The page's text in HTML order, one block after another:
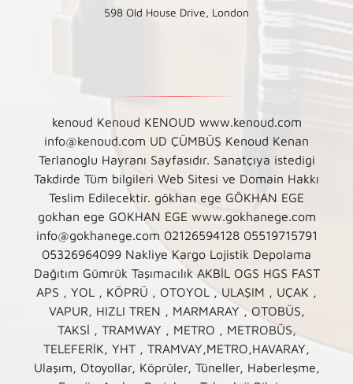
598 Old House Drive, London
kenoud Kenoud KENOUD www.kenoud.com
info@kenoud.com UD ÇÜMBÜŞ Kenoud Kenan
Terlanoglu Hayranı Sayfasıdır. Sanatçıya istedigi
Takdirde Tüm bilgileri Web Sitesi ve Domain Hakkı
Teslim Edilecektir. gökhan ege GÖKHAN EGE
gokhan ege GOKHAN EGE www.gokhanege.com
info@gokhanege.com 02126594128 05519715791
05326964099 Nakliye Kargo Lojistik Depolama
Dağıtım Gümrük Taşımacılık AKBİL OGS HGS FAST
APS , YOL , KÖPRÜ , OTOYOL , ULAŞIM , UÇAK ,
VAPUR, HIZLI TREN , MARMARAY , OTOBÜS,
TAKSİ , TRAMWAY , METRO , METROBÜS,
TELEFERİK, YHT , TRAMVAY,METRO,HAVARAY,
Ulaşım, Otoyollar, Köprüler, Tüneller, Haberleşme,